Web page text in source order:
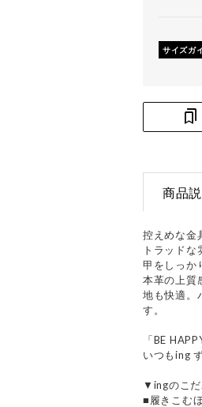
サイズガ
商品
控えめな金
トラッドな
甲をしっか
本革の上質
地も快適。
す。
「BE
いつもing
▼ingのこ
■履きこむ